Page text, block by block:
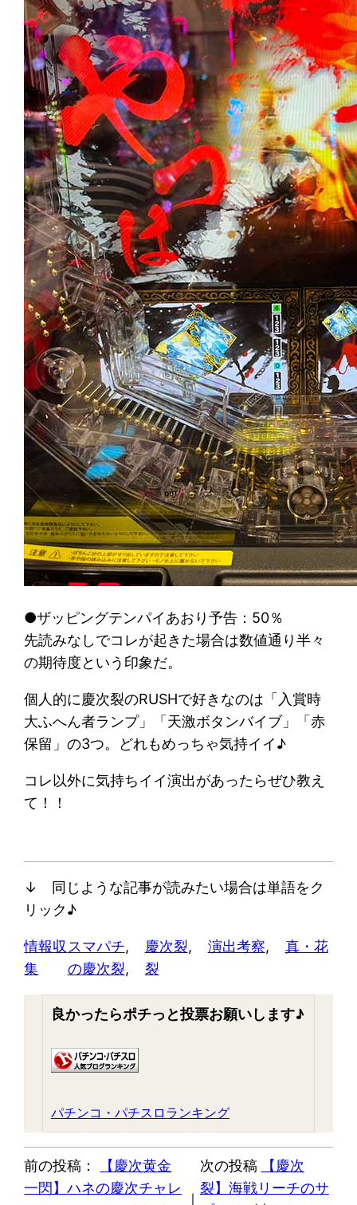
●ザッピングテンパイあおり予告：50％
先読みなしでコレが起きた場合は数値通り半々
の期待度という印象だ。
個人的に慶次裂のRUSHで好きなのは「入賞時
大ふへん者ランプ」「天激ボタンバイブ」「赤
保留」の3つ。どれもめっちゃ気持イイ♪
コレ以外に気持ちイイ演出があったらぜひ教え
て！！
↓ 同じような記事が読みたい場合は単語をク
リック♪
情報収
集
スマパチ, 慶次裂, 演出考察,
真・花
の慶次裂, 裂
良かったらポチっと投票お願いします♪
パチンコ・パチスロランキング
前の投稿：
【慶次黄金
一閃】ハネの慶次チャレ
｜
次の投稿
【慶次
裂】海戦リーチのサ